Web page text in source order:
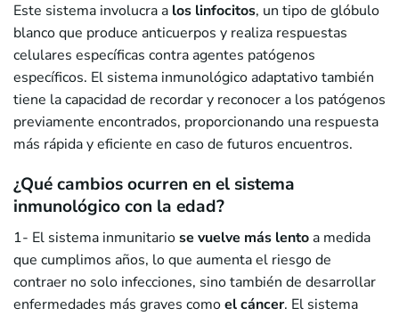
Este sistema involucra a los linfocitos, un tipo de glóbulo
blanco que produce anticuerpos y realiza respuestas
celulares específicas contra agentes patógenos
específicos. El sistema inmunológico adaptativo también
tiene la capacidad de recordar y reconocer a los patógenos
previamente encontrados, proporcionando una respuesta
más rápida y eficiente en caso de futuros encuentros.
¿Qué cambios ocurren en el sistema
inmunológico con la edad?
1- El sistema inmunitariose vuelve más lento a medida
que cumplimos años, lo que aumenta el riesgo de
contraer no solo infecciones, sino también de desarrollar
enfermedades más graves comoel cáncer. El sistema